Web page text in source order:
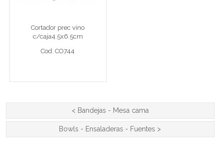
Cortador prec vino c/caja4.5x6.5cm
Cod. CO744
Cortador prec vino
c/caja4.5x6.5cm
Cod. CO744
< Bandejas - Mesa cama
Bowls - Ensaladeras - Fuentes >